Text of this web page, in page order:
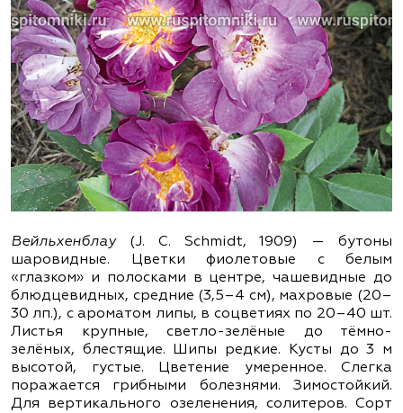
Вейльхенблау(J. C. Schmidt, 1909) — бутоны
шаровидные. Цветки фиолетовые с белым
«глазком» и полосками в центре, чашевидные до
блюдцевидных, средние (3,5–4 см), махровые (20–
30 лп.), с ароматом липы, в соцветиях по 20–40 шт.
Листья крупные, светло-зелёные до тёмно-
зелёных, блестящие. Шипы редкие. Кусты до 3 м
высотой, густые. Цветение умеренное. Слегка
поражается грибными болезнями. Зимостойкий.
Для вертикального озеленения, солитеров. Сорт